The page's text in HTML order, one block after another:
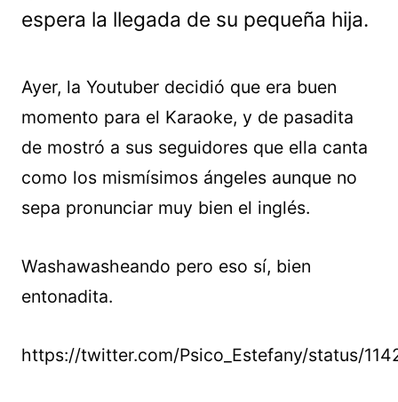
espera la llegada de su pequeña hija.
Ayer, la Youtuber decidió que era buen
momento para el Karaoke, y de pasadita
de mostró a sus seguidores que ella canta
como los mismísimos ángeles aunque no
sepa pronunciar muy bien el inglés.
Washawasheando pero eso sí, bien
entonadita.
https://twitter.com/Psico_Estefany/status/